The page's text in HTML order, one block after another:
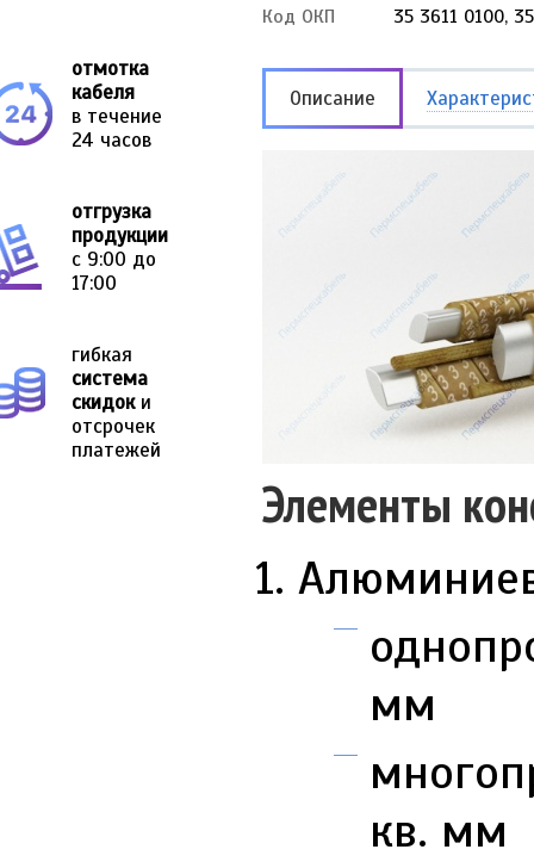
отмотка
кабеля
в течение
24 часов
отгрузка
продукции
с 9:00 до
17:00
гибкая
система
скидоки
отсрочек
платежей
Код ОКП
35 3611 0100,
Описание
Элементы
мм
кв. мм